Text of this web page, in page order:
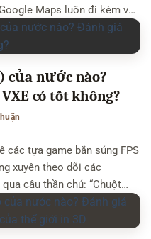
Maps luôn đi kèm với
dưới trời nắng, màn hình khó
của nước nào?
có tốt không?
các tựa game bắn súng FPS
xuyên theo dõi các
câu thần chú: “Chuột
đây, để sở hữu một chú
(dưới […]